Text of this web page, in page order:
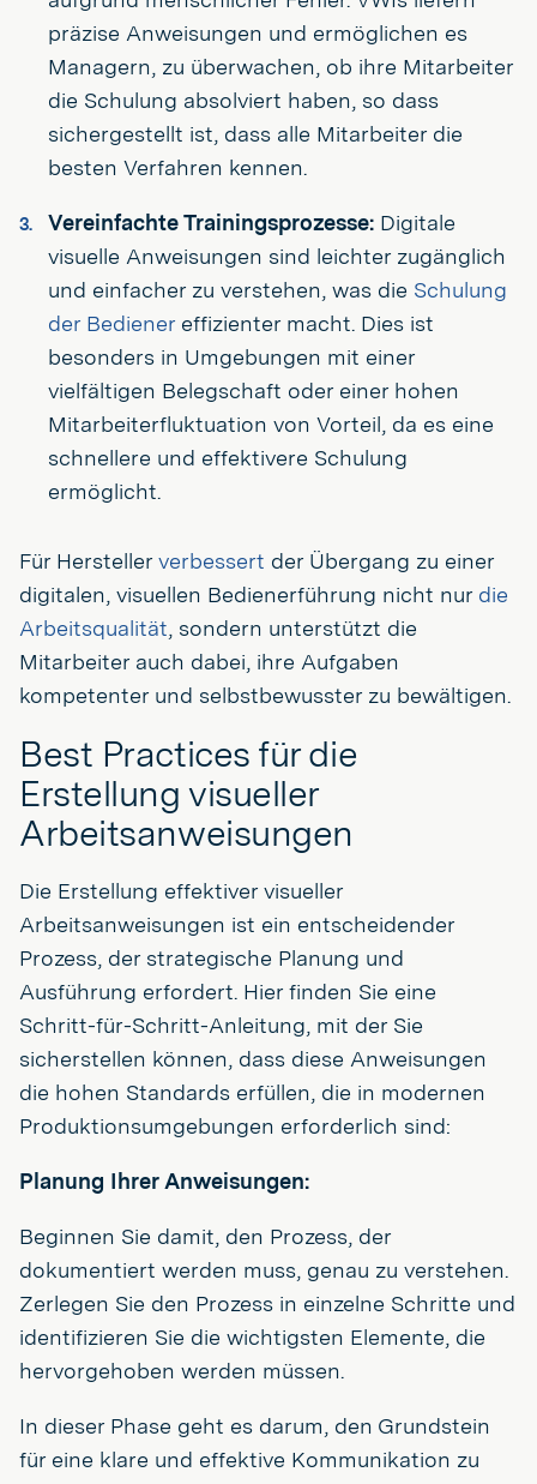
präzise Anweisungen und ermöglichen es
Managern, zu überwachen, ob ihre Mitarbeiter
die Schulung absolviert haben, so dass
sichergestellt ist, dass alle Mitarbeiter die
besten Verfahren kennen.
Vereinfachte Trainingsprozesse:Digitale
visuelle Anweisungen sind leichter zugänglich
und einfacher zu verstehen, was die Schulung
der Bedienereffizienter macht. Dies ist
besonders in Umgebungen mit einer
vielfältigen Belegschaft oder einer hohen
Mitarbeiterfluktuation von Vorteil, da es eine
schnellere und effektivere Schulung
ermöglicht.
Für Hersteller verbessert der Übergang zu einer
digitalen, visuellen Bedienerführung nicht nur die
Arbeitsqualität, sondern unterstützt die
Mitarbeiter auch dabei, ihre Aufgaben
kompetenter und selbstbewusster zu bewältigen.
Best Practices für die
Erstellung visueller
Arbeitsanweisungen
Die Erstellung effektiver visueller
Arbeitsanweisungen ist ein entscheidender
Prozess, der strategische Planung und
Ausführung erfordert. Hier finden Sie eine
Schritt-für-Schritt-Anleitung, mit der Sie
sicherstellen können, dass diese Anweisungen
die hohen Standards erfüllen, die in modernen
Produktionsumgebungen erforderlich sind:
Planung Ihrer Anweisungen:
Beginnen Sie damit, den Prozess, der
dokumentiert werden muss, genau zu verstehen.
Zerlegen Sie den Prozess in einzelne Schritte und
identifizieren Sie die wichtigsten Elemente, die
hervorgehoben werden müssen.
In dieser Phase geht es darum, den Grundstein
für eine klare und effektive Kommunikation zu